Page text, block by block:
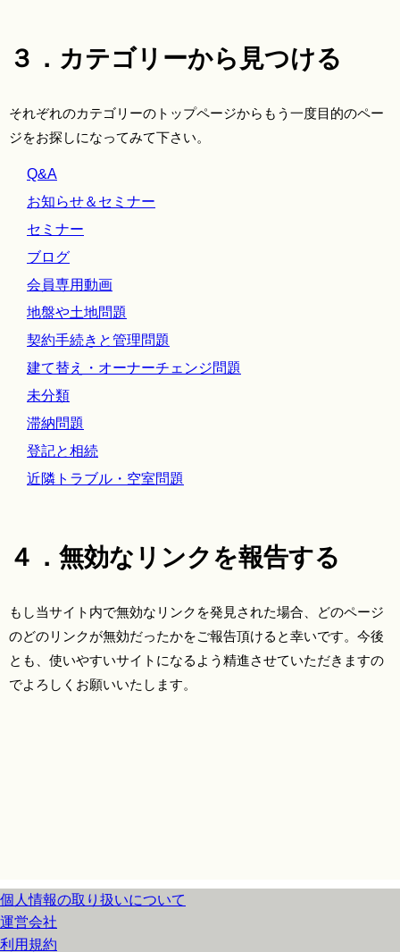
３．カテゴリーから見つける
それぞれのカテゴリーのトップページからもう一度目的のペー
ジをお探しになってみて下さい。
Q&A
お知らせ＆セミナー
セミナー
ブログ
会員専用動画
地盤や土地問題
契約手続きと管理問題
建て替え・オーナーチェンジ問題
未分類
滞納問題
登記と相続
近隣トラブル・空室問題
４．無効なリンクを報告する
もし当サイト内で無効なリンクを発見された場合、どのページ
のどのリンクが無効だったかをご報告頂けると幸いです。今後
とも、使いやすいサイトになるよう精進させていただきますの
でよろしくお願いいたします。
個人情報の取り扱いについて
運営会社
利用規約